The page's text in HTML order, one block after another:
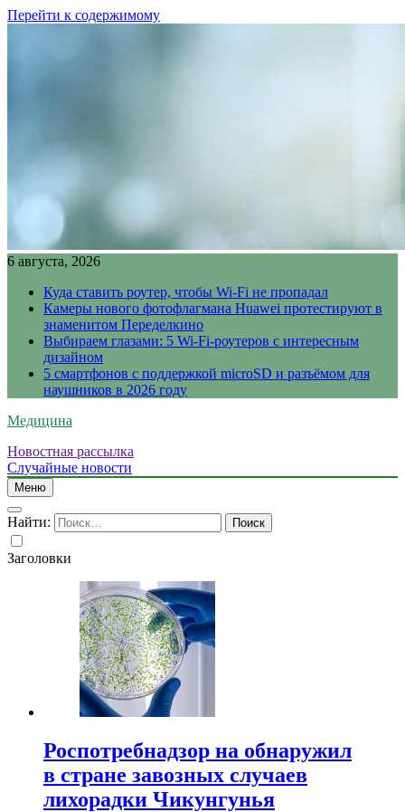
Перейти к содержимому
6 августа, 2026
Куда ставить роутер, чтобы Wi-Fi не пропадал
Камеры нового фотофлагмана Huawei протестируют в
знаменитом Переделкино
Выбираем глазами: 5 Wi-Fi-роутеров с интересным
дизайном
5 смартфонов с поддержкой microSD и разъёмом для
наушников в 2026 году
Медицина
Новостная рассылка
Случайные новости
Меню
Найти:
Заголовки
Роспотребнадзор на обнаружил
в стране завозных случаев
лихорадки Чикунгунья